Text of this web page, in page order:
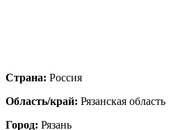
Страна: Россия
Область/край: Рязанская область
Город: Рязань